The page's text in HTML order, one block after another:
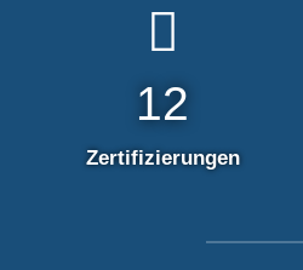

12
Zertifizierungen